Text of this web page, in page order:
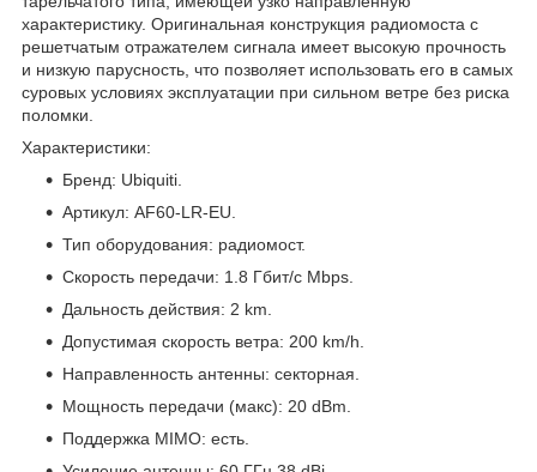
характеристику. Оригинальная конструкция радиомоста с
решетчатым отражателем сигнала имеет высокую прочность
и низкую парусность, что позволяет использовать его в самых
суровых условиях эксплуатации при сильном ветре без риска
поломки.
Характеристики:
Бренд: Ubiquiti.
Артикул: AF60-LR-EU.
Тип оборудования: радиомост.
Скорость передачи: 1.8 Гбит/с Mbps.
Дальность действия: 2 km.
Допустимая скорость ветра: 200 km/h.
Направленность антенны: секторная.
Мощность передачи (макс): 20 dBm.
Поддержка MIMO: есть.